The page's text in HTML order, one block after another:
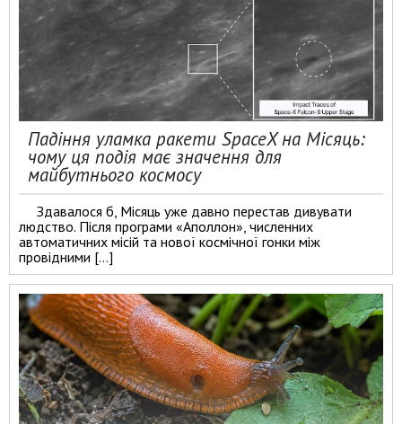
Падіння уламка ракети SpaceX на Місяць:
чому ця подія має значення для
майбутнього космосу
Здавалося б, Місяць уже давно перестав дивувати
людство. Після програми «Аполлон», численних
автоматичних місій та нової космічної гонки між
провідними […]